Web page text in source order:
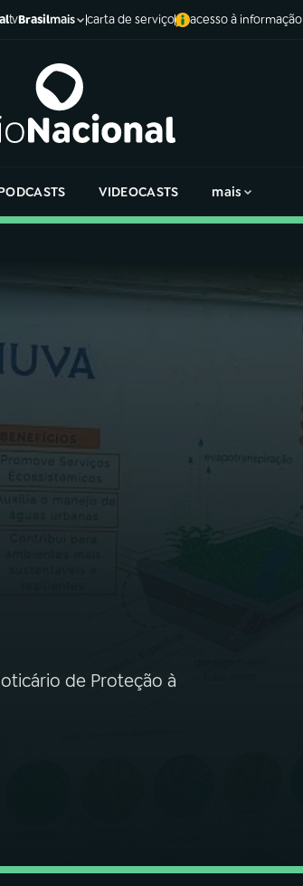
tvBrasilmais carta de serviço acesso à informação
VIDEOCASTS mais
de Proteção à